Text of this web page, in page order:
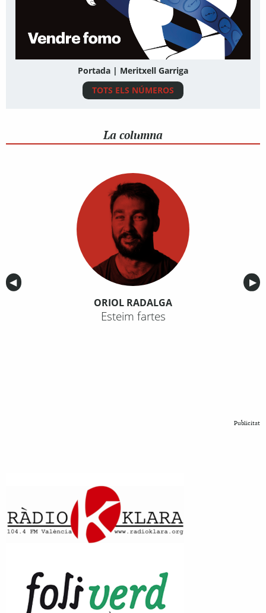
Portada | Meritxell Garriga
TOTS ELS NÚMEROS
La columna
Anterior
◀︎ ▶︎
ORIOL RADALGA
Esteim fartes
Publicitat